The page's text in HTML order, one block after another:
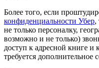
Более того, если
конфиденциальности Убер,
не только персоналку,
возможно и не только)
доступ к адресной книге и
требуется дополнительное